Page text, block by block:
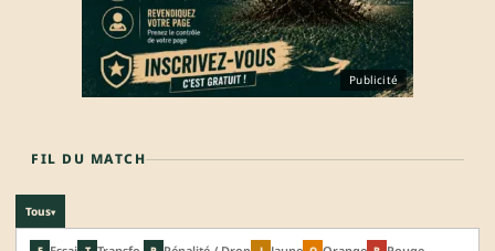
Publicité
FIL DU MATCH
Tous▾